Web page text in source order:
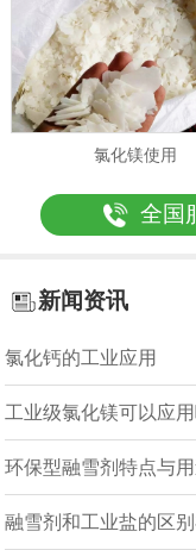
氯化镁使用
全国
新闻资讯
氯化钙的工业应用
工业级氯化镁可以应
环保型融雪剂特点与
融雪剂和工业盐的区